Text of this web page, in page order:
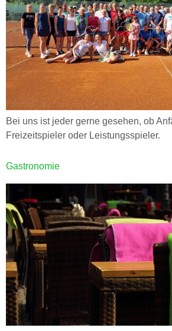
Bei uns ist jeder gerne gesehen, ob
Freizeitspieler oder Leistungsspieler.
Gastronomie